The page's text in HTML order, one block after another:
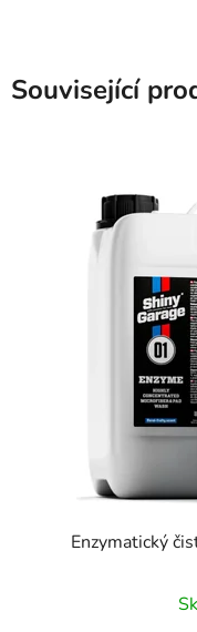
Související
Enzymatický